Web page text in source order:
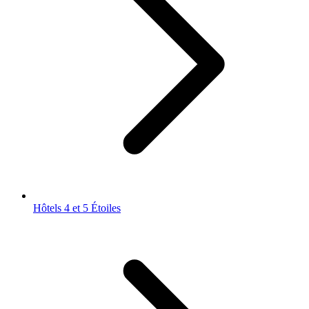
Hôtels 4 et 5 Étoiles